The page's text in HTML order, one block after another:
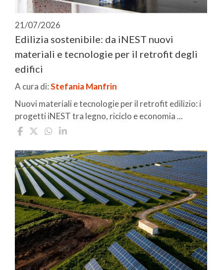
21/07/2026
Edilizia sostenibile: da iNEST nuovi
materiali e tecnologie per il retrofit degli
edifici
A cura di:Stefania Manfrin
Nuovi materiali e tecnologie per il retrofit edilizio: i
progetti iNEST tra legno, riciclo e economia ...